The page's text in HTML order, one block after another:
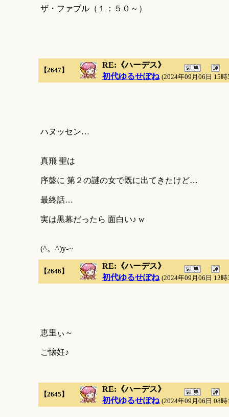
ザ・ファブル（１：５０～）
【2647】
RE:《ハーデス》
初代ゆるせぽね (2024年09月06日 15時
ハヌッセン…
真飛 聖は
序盤に 第２の謎の女で既に出てきたけど…
最終話…
実は黒幕だったら 面白い♪ w
(^。^)y-~
【2646】
RE:《ハーデス》
初代ゆるせぽね (2024年09月06日 12時
恵里ぃ～
ご懐妊♪
【2645】
RE:《ハーデス》
初代ゆるせぽね (2024年09月06日 08時